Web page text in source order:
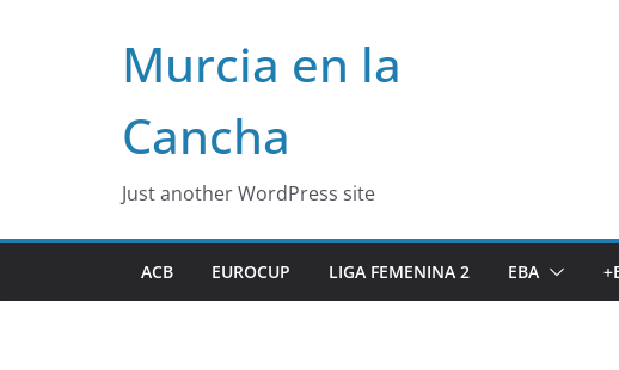
Murcia en la
Cancha
Just another WordPress site
ACB EUROCUP LIGA FEMENINA 2 EBA